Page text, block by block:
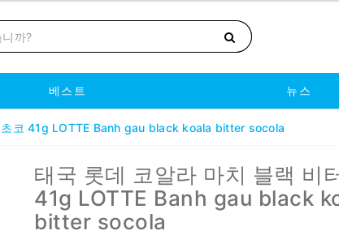
베스트 뉴스
초코 41g LOTTE Banh gau black koala bitter socola
태국 롯데 코알라 마치 블랙 비
41g LOTTE Banh gau black
bitter socola